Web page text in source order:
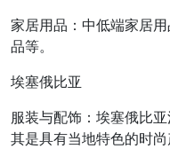
家居用品：中低端家居
品等。
埃塞俄比亚
服装与配饰：埃塞俄比
其是具有当地特色的时尚